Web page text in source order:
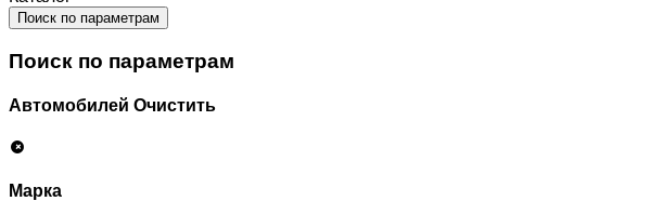
Поиск по параметрам
Поиск по параметрам
Автомобилей Очистить
Марка